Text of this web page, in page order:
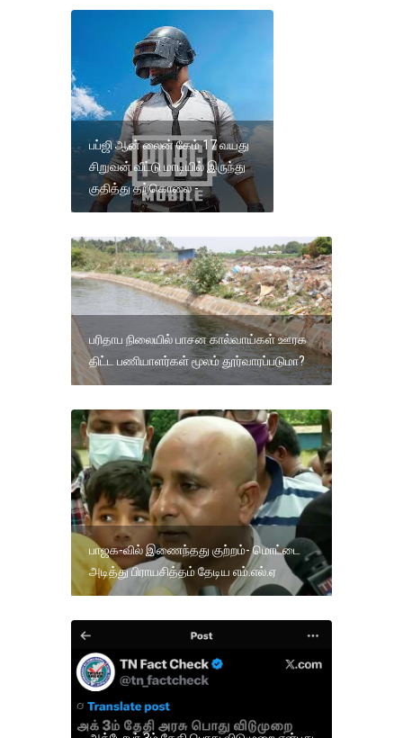
பப்ஜி ஆன் லைன் கேம் 17 வயது
சிறுவன் வீட்டு மாடியில் இருந்து
குதித்து தற்கொலை -
பரிதாப நிலையில் பாசன கால்வாய்கள் ஊரக
திட்ட பணியாளர்கள் மூலம் தூர்வாரப்படுமா?
பாஜக-வில் இணைந்தது குற்றம்- மொட்டை
அடித்து பிராயசித்தம் தேடிய எம்.எல்.ஏ